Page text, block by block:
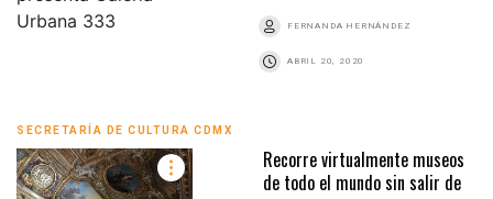
FERNANDA HERNÁNDEZ
ABRIL 20, 2020
SECRETARÍA DE CULTURA CDMX
Recorre virtualmente museos
de todo el mundo sin salir de